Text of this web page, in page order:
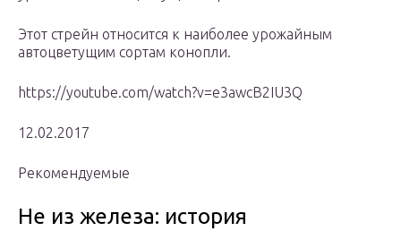
Этот стрейн относится к наиболее урожайным
автоцветущим сортам конопли.
https://youtube.com/watch?v=e3awcB2IU3Q
12.02.2017
Рекомендуемые
Не из железа: история